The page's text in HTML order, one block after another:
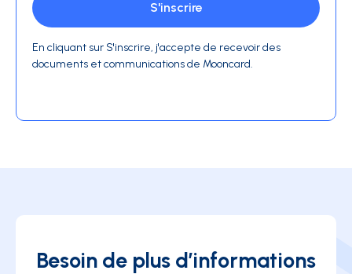
En cliquant sur S'inscrire, j'accepte de recevoir des
documents et communications de Mooncard.
Besoin de plus d’informations